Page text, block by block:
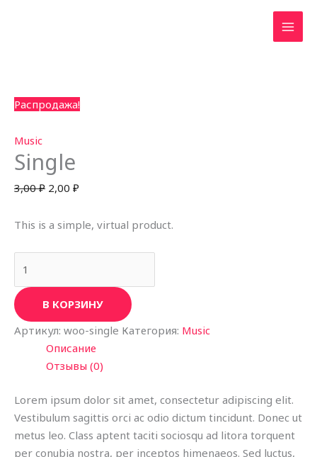
Распродажа!
Music
Single
3,00₽
Первоначальная
3,00 ₽.
2,00 ₽
Текущая
This is a simple, virtual product.
Количество
Single
В КОРЗИНУ
Артикул: woo-single Категория: Music
Описание
Отзывы (0)
Lorem ipsum dolor sit amet, consectetur adipiscing elit.
Vestibulum sagittis orci ac odio dictum tincidunt. Donec ut
metus leo. Class aptent taciti sociosqu ad litora torquent
per conubia nostra, per inceptos himenaeos. Sed luctus,